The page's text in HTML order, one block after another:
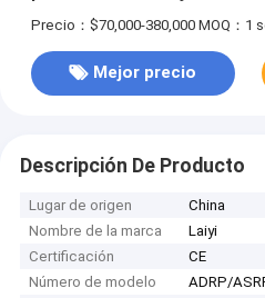
laminación les gusta LDPE/
Precio：$70,000-380,000 MOQ：1
Mejor precio
Descripción De Producto
Lugar de origen
China
Nombre de la marca
Laiyi
Certificación
CE
Número de modelo
ADRP/